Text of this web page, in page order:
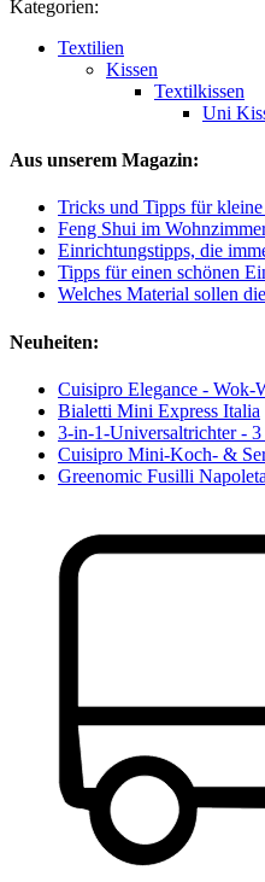
Kategorien:
Textilien
Kissen
Textilkissen
Uni
Aus unserem Magazin:
Tricks und Tipps für
Feng Shui im
Einrichtungstipps, die
Tipps für einen schönen
Welches Material sollen
Neuheiten:
Cuisipro Elegance - Wok-
Bialetti Mini Express Italia
3-in-1-Universaltrichter -
Cuisipro Mini-Koch- &
Greenomic Fusilli